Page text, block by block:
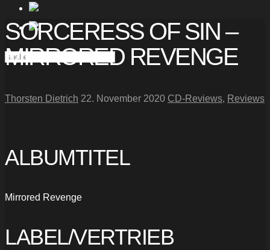
SORCERESS OF SIN –
MIRRORED REVENGE
Thorsten Dietrich 22. November 2020 CD-Reviews, Reviews
ALBUMTITEL
Mirrored Revenge
LABEL/VERTRIEB